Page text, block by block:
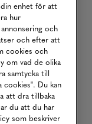
enhet för att
hur
och
och efter att
cookies och
om vad de olika
samtycka till
cookies". Du kan
att dra tillbaka
du att du har
som beskriver